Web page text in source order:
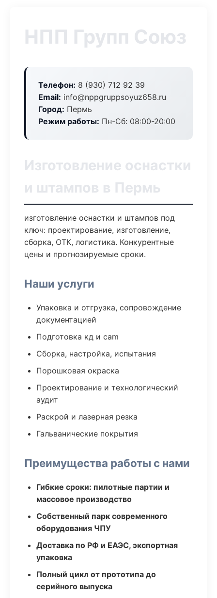
НПП Групп Союз
Телефон: 8 (930) 712 92 39
Email: info@nppgruppsoyuz658.ru
Город: Пермь
Режим работы: Пн-Сб: 08:00-20:00
Изготовление оснастки
и штампов в Пермь
изготовление оснастки и штампов под
ключ: проектирование, изготовление,
сборка, ОТК, логистика. Конкурентные
цены и прогнозируемые сроки.
Наши услуги
Упаковка и отгрузка, сопровождение
документацией
Подготовка кд и cam
Сборка, настройка, испытания
Порошковая окраска
Проектирование и технологический
аудит
Раскрой и лазерная резка
Гальванические покрытия
Преимущества работы с нами
Гибкие сроки: пилотные партии и
массовое производство
Собственный парк современного
оборудования ЧПУ
Доставка по РФ и ЕАЭС, экспортная
упаковка
Полный цикл от прототипа до
серийного выпуска